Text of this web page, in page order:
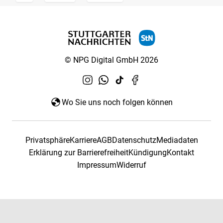
© NPG Digital GmbH 2026
Wo Sie uns noch folgen können
PrivatsphäreKarriereAGBDatenschutzMediadaten
Erklärung zur BarrierefreiheitKündigungKontakt
ImpressumWiderruf